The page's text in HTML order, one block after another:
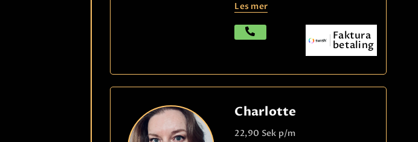
Les mer
Faktura
betaling
Charlotte
22,90 Sek p/m